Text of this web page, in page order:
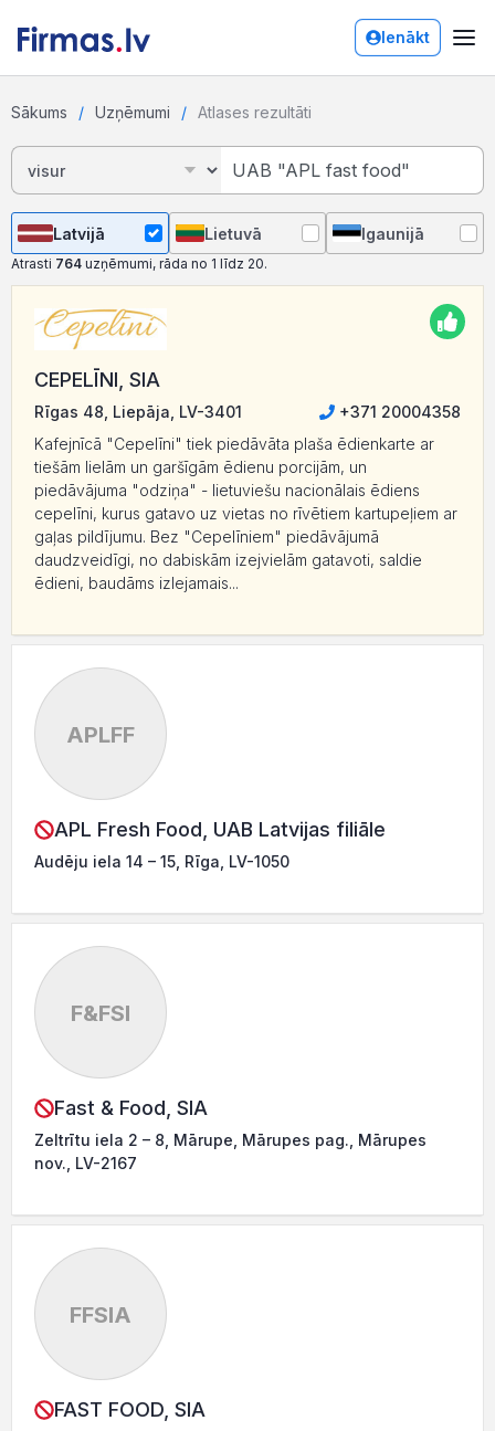
Ienākt
Sākums Uzņēmumi Atlases rezultāti
Latvijā Lietuvā Igaunijā
Atrasti 764 uzņēmumi, rāda no 1 līdz 20.
CEPELĪNI, SIA
Rīgas 48, Liepāja, LV-3401
+371 20004358
Kafejnīcā "Cepelīni" tiek piedāvāta plaša ēdienkarte ar
tiešām lielām un garšīgām ēdienu porcijām, un
piedāvājuma "odziņa" - lietuviešu nacionālais ēdiens
cepelīni, kurus gatavo uz vietas no rīvētiem kartupeļiem ar
gaļas pildījumu. Bez "Cepelīniem" piedāvājumā
daudzveidīgi, no dabiskām izejvielām gatavoti, saldie
ēdieni, baudāms izlejamais...
APLFF
APL Fresh Food, UAB Latvijas filiāle
Audēju iela 14 – 15, Rīga, LV-1050
F&FSI
Fast & Food, SIA
Zeltrītu iela 2 – 8, Mārupe, Mārupes pag., Mārupes
nov., LV-2167
FFSIA
FAST FOOD, SIA